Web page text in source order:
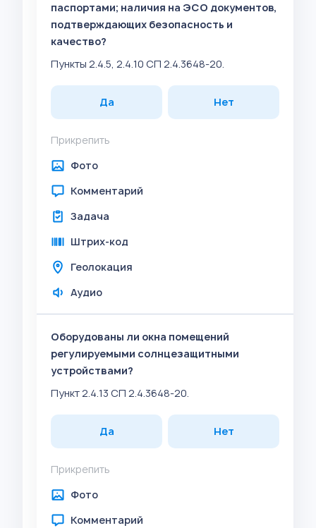
паспортами; наличия на ЭСО документов,
подтверждающих безопасность и
качество?
Пункты 2.4.5, 2.4.10 СП 2.4.3648-20.
Да Нет
Прикрепить
Фото
Комментарий
Задача
Штрих-код
Геолокация
Аудио
Оборудованы ли окна помещений
регулируемыми солнцезащитными
устройствами?
Пункт 2.4.13 СП 2.4.3648-20.
Да Нет
Прикрепить
Фото
Комментарий